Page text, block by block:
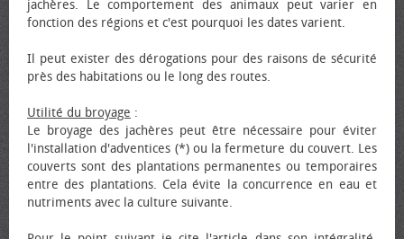
jachères. Le comportement des animaux peut varier en
fonction des régions et c'est pourquoi les dates varient.
Il peut exister des dérogations pour des raisons de sécurité
près des habitations ou le long des routes.
Utilité du broyage :
Le broyage des jachères peut être nécessaire pour éviter
l'installation d'adventices (*) ou la fermeture du couvert. Les
couverts sont des plantations permanentes ou temporaires
entre des plantations. Cela évite la concurrence en eau et
nutriments avec la culture suivante.